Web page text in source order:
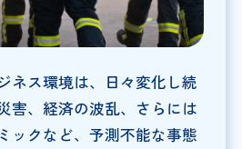
ネス環境は、日々変化し続
害、経済の波乱、さらには
ックなど、予測不能な事態